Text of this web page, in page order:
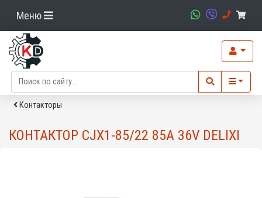
Меню
Контакторы
КОНТАКТОР CJX1-85/22 85A 36V DELIXI